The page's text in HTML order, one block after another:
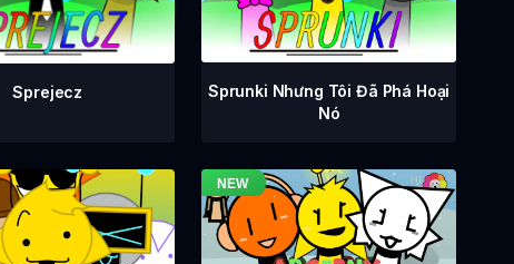
Sprejecz
Sprunki Nhưng Tôi Đã Phá Hoại
Nó